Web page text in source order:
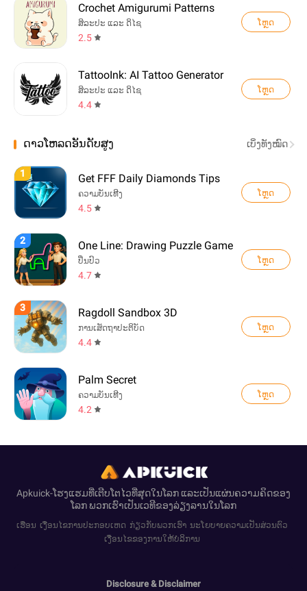
Crochet Amigurumi Patterns
ສິລະປະ ແລະ ດິໄຊ
2.5
ໂຫຼດ
TattooInk: AI Tattoo Generator
ສິລະປະ ແລະ ດິໄຊ
4.4
ໂຫຼດ
ດາວໂຫລດອັນດັບສູງ ເບິ່ງທັງໝົດ
1 Get FFF Daily Diamonds Tips
ຄວາມບັນເທີງ
4.5
ໂຫຼດ
2 One Line: Drawing Puzzle Game
ປິ່ນປົວ
4.7
ໂຫຼດ
3 Ragdoll Sandbox 3D
ການເສັດຖາປະຕິບັດ
4.4
ໂຫຼດ
Palm Secret
ຄວາມບັນເທີງ
4.2
ໂຫຼດ
Apkuick-ໂຮງແຮມທີ່ເຕີບໂຕໄວທີ່ສຸດໃນໂລກ ແລະເປັນແຜ່ນຄວາມຄິດຂອງ
ໂລກ ພວກເຮົາເປັນເວທີຂອງລ່ຽງລານໃນໂລກ
ເຮືອນ ເງື່ອນໄຂການປະກອບເຫດ ກ່ຽວກັບພວກເຮົາ ນະໂຍບາຍຄວາມເປັນສ່ວນຕົວ
ເງື່ອນໄຂຂອງການໃຫ້ບໍລິການ
Disclosure & Disclaimer